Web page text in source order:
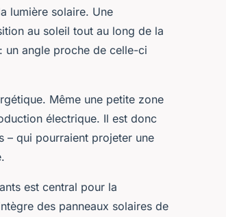
lumière solaire. Une
au soleil tout au long de la
un angle proche de celle-ci
Même une petite zone
électrique. Il est donc
– qui pourraient projeter une
est central pour la
des panneaux solaires de